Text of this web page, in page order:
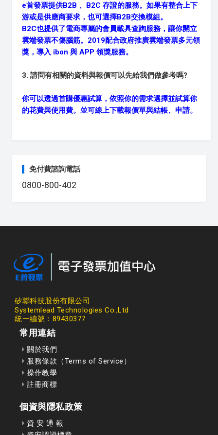
e首發票提供B2B 、B2C 存證的服務。如果有整合上下
游或是供應商要求，也可選擇B2B交換模組。
B2C也提供了電商專屬的會員載具查詢服務，讓你開立
雲端發票不傷腦筋。2019配合政府推廣雲端發票多元領
獎，導入 ibon 與 APP 領獎服務。
3. 請問有相關的資料與報價可以先給我們做參考嗎?
你可以透過首購優惠試算，依照你的需求選擇並試算你
的花費與使用費。並可線上下載報價單與結帳、申請。
免付費諮詢電話
0800-800-402
矽聯科技股份有限公司
Systemlead Technologies Co.,Ltd
統一編號：89430377
常用連結
關於我們
服務條款（Terms of Service）
操作教學
註冊商標
個資與隱私政策
資 安 通 報